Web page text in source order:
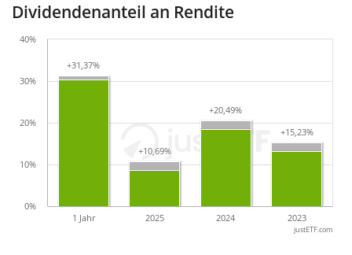
Dividendenanteil an Rendite
+31,37%
+31,37%
+10,69%
+10,69%
+20,49%
+20,49%
+15,23%
+15,23%
1 Jahr 2025 2024 2023
0%
10%
20%
30%
40%
justETF.com